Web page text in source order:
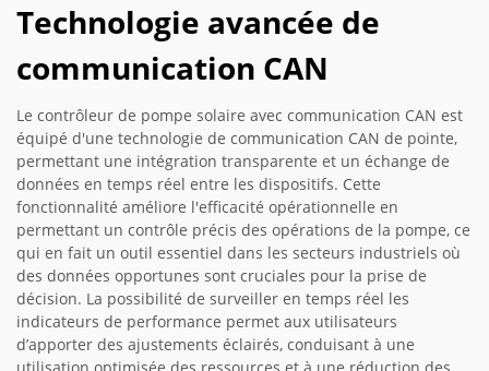
Technologie avancée de
communication CAN
Le contrôleur de pompe solaire avec communication CAN est
équipé d'une technologie de communication CAN de pointe,
permettant une intégration transparente et un échange de
données en temps réel entre les dispositifs. Cette
fonctionnalité améliore l'efficacité opérationnelle en
permettant un contrôle précis des opérations de la pompe, ce
qui en fait un outil essentiel dans les secteurs industriels où
des données opportunes sont cruciales pour la prise de
décision. La possibilité de surveiller en temps réel les
indicateurs de performance permet aux utilisateurs
d’apporter des ajustements éclairés, conduisant à une